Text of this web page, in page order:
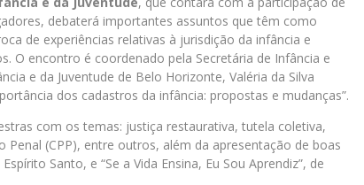
debaterá importantes assuntos que têm como
de experiências relativas à jurisdição da infância e
O encontro é coordenado pela Secretária de Infância e
e da Juventude de Belo Horizonte, Valéria da Silva
dos cadastros da infância: propostas e mudanças”.
com os temas: justiça restaurativa, tutela coletiva,
(CPP), entre outros, além da apresentação de boas
Santo, e “Se a Vida Ensina, Eu Sou Aprendiz”, de